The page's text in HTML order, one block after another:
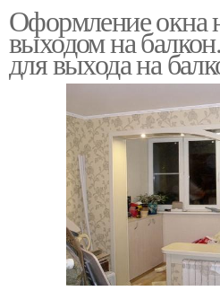
Оформление окна
выходом на
для выхода на